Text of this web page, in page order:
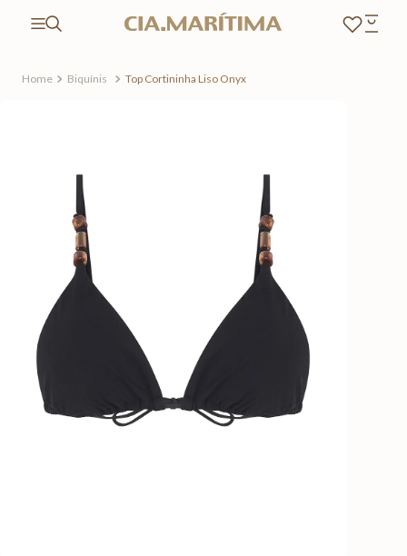
Biquínis Top Cortininha Liso Onyx